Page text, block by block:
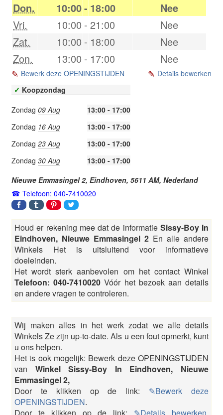
Don.
10:00- 18:00
Nee
Vri.
10:00 - 21:00
Nee
Zat.
10:00 - 18:00
Nee
Zon.
13:00 - 17:00 Nee
Bewerk deze OPENINGSTIJDEN
Details bewerken
✓ Koopzondag
Zondag 09 Aug
13:00 - 17:00
Zondag 16 Aug
13:00 - 17:00
Zondag 23 Aug
13:00 - 17:00
Zondag 30 Aug
13:00 - 17:00
Nieuwe Emmasingel 2, Eindhoven, 5611 AM, Nederland
Telefoon: 040-7410020
Houd er rekening mee dat de informatie Sissy-Boy In
Eindhoven, Nieuwe Emmasingel 2 En alle andere
Winkels Het is uitsluitend voor informatieve
doeleinden.
Het wordt sterk aanbevolen om het contact Winkel
Telefoon: 040-7410020 Vóór het bezoek aan details
en andere vragen te controleren.
Wij maken alles in het werk zodat we alle details
Winkels Ze zijn up-to-date. Als u een fout opmerkt, kunt
u ons helpen.
Het is ook mogelijk: Bewerk deze OPENINGSTIJDEN
van Winkel Sissy-Boy In Eindhoven, Nieuwe
Emmasingel 2,
Door te klikken op de link: ✎Bewerk deze
OPENINGSTIJDEN.